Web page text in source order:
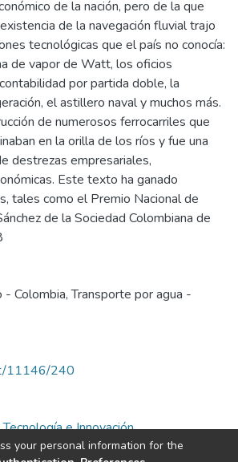
de la nación, pero de la que
de la navegación fluvial trajo
tecnológicas que el país no conocía:
de vapor de Watt, los oficios
por partida doble, la
el astillero naval y muchos más.
de numerosos ferrocarriles que
en la orilla de los ríos y fue una
destrezas empresariales,
Este texto ha ganado
tales como el Premio Nacional de
de la Sociedad Colombiana de
- Colombia,Transporte por agua -
11146/240
e Innovación
your personal information for the